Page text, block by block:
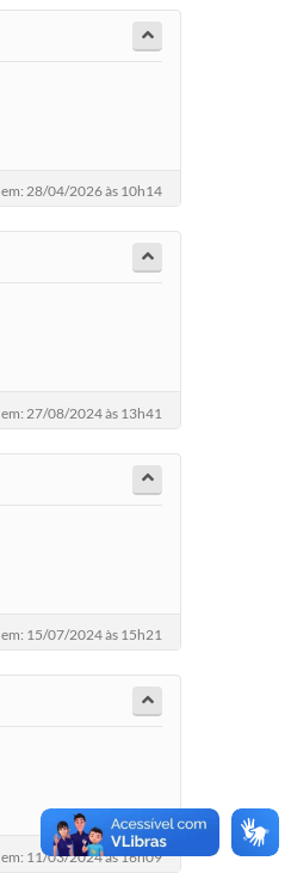
28/04/2026 às 10h14
27/08/2024 às 13h41
15/07/2024 às 15h21
11/03/2024 às 16h09